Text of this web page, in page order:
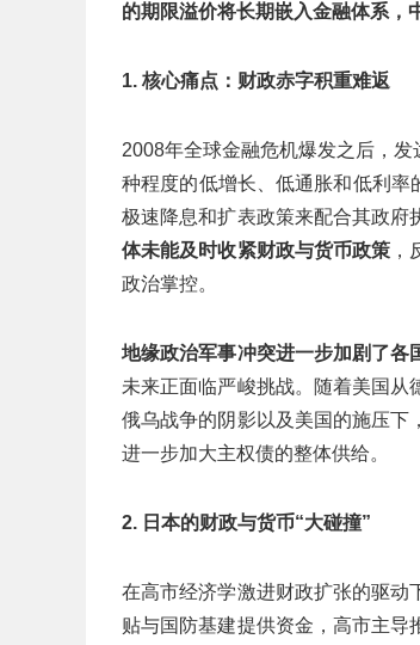
的期限溢价将长期嵌入金融体系，
1. 核心痛点：财政赤字积重难返
2008年全球金融危机爆发之后，
种程度的低增长、低通胀和低利率
极速降息和扩表政策来配合其政府
体未能及时收紧财政与货币政策
政治掌控。
地缘政治军事冲突进一步加剧了各
未来正面临严峻挑战。随着美国
俄乌战争的阴影以及美国的施压下
进一步加大主权债的整体供给。
2. 日本的财政与货币“大碰撞”
在高市经济学激进财政扩张的驱动
贴与国防基建提供资金，高市主导